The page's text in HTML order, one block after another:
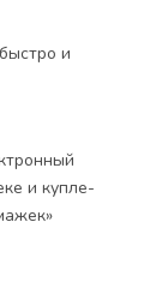
и
и купле-